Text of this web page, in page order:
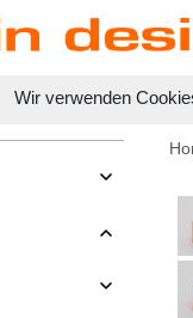
Wir verwenden